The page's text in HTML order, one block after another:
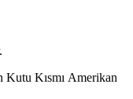
Kutu Kısmı Amerikan